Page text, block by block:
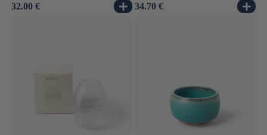
Prezzo
32.00 €
Prezzo
34.70 €